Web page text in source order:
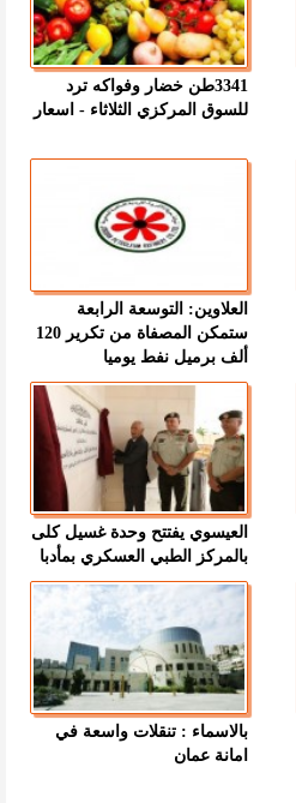
3341طن خضار وفواكه ترد
للسوق المركزي الثلاثاء - اسعار
العلاوين: التوسعة الرابعة
ستمكن المصفاة من تكرير 120
ألف برميل نفط يوميا
العيسوي يفتتح وحدة غسيل كلى
بالمركز الطبي العسكري بمأدبا
بالاسماء : تنقلات واسعة في
امانة عمان